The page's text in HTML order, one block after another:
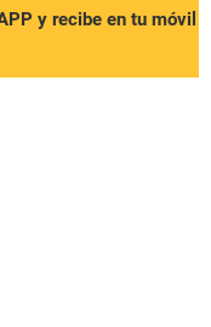
y recibe en tu móvil